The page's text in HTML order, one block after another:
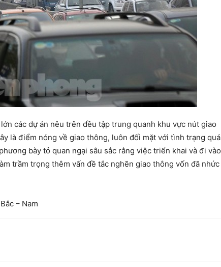
các dự án nêu trên đều tập trung quanh khu vực nút giao
là điểm nóng về giao thông, luôn đối mặt với tình trạng quá
bày tỏ quan ngại sâu sắc rằng việc triển khai và đi vào
trầm trọng thêm vấn đề tắc nghẽn giao thông vốn đã nhức
– Nam